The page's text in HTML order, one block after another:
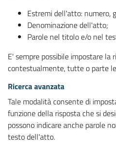
Estremi dell'atto: numero,
Denominazione dell'atto;
Parole nel titolo e/o nel
E' sempre possibile impostare la
contestualmente, tutte o parte
Ricerca avanzata
Tale modalità consente di
funzione della risposta che si
possono indicare anche parole
testo dell'atto.